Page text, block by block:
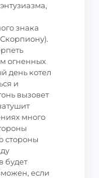
знака
Скорпиону).
огненных
день котел
и
вызовет
много
стороны
будет
если